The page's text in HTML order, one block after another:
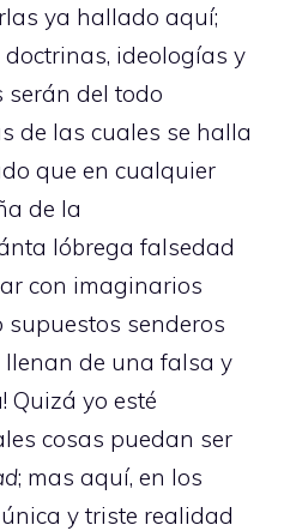
ya hallado aquí;
ideologías y
serán del todo
de las cuales se halla
que en cualquier
de la
lóbrega falsedad
con imaginarios
supuestos senderos
de una falsa y
Quizá yo esté
cosas puedan ser
; mas aquí, en los
y triste realidad